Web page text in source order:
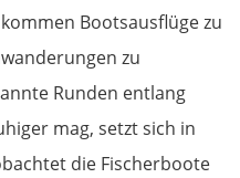
Bootsausflüge zu
zu
Runden entlang
mag, setzt sich in
die Fischerboote